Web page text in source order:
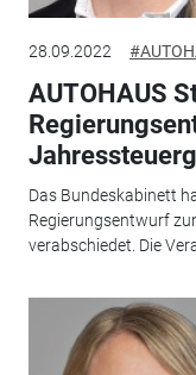
28.09.2022
AUTOHAUS
Das Bundeskabinett
Regierungsentwurf
verabschiedet. Die